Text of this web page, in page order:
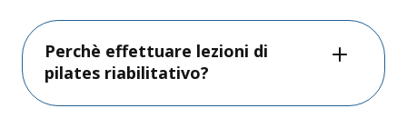
Perchè effettuare lezioni di
pilates riabilitativo?